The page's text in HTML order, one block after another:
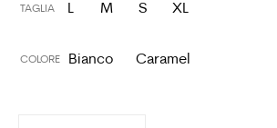
TAGLIA L M S XL
COLORE Bianco Caramel